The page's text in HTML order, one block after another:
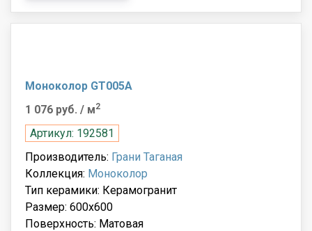
Моноколор GT005A
1 076 руб. / м2
Артикул: 192581
Производитель: Грани Таганая
Коллекция: Моноколор
Тип керамики: Керамогранит
Размер: 600x600
Поверхность: Матовая